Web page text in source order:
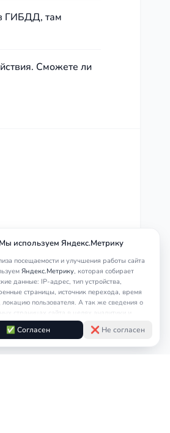
используем Яндекс.Метрику
посещаемости и улучшения работы сайта
Яндекс.Метрику, которая собирает
данные: IP-адрес, тип устройства,
страницы, источник перехода, время
локацию пользователя. А так же сведения о
страницах сайта в целях аналитики и
спама.Это является обработкой
данных.
вСогласии на обработку персональных данных
✅ Согласен ❌ Не согласен
ГИБДД, там
Сможете ли